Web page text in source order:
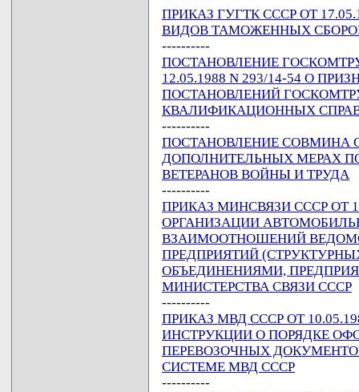
ПРИКАЗ ГУГТК СССР ОТ
ВИДОВ ТАМОЖЕННЫХ
----------
ПОСТАНОВЛЕНИЕ
12.05.1988 N 293/14-54 О
ПОСТАНОВЛЕНИЙ
КВАЛИФИКАЦИОННЫХ
----------
ПОСТАНОВЛЕНИЕ СОВМИНА
ДОПОЛНИТЕЛЬНЫХ МЕРАХ
ВЕТЕРАНОВ ВОЙНЫ И ТРУДА
----------
ПРИКАЗ МИНСВЯЗИ СССР ОТ
ОРГАНИЗАЦИИ
ВЗАИМООТНОШЕНИЙ
ПРЕДПРИЯТИЙ
ОБЪЕДИНЕНИЯМИ,
МИНИСТЕРСТВА СВЯЗИ СССР
----------
ПРИКАЗ МВД СССР ОТ
ИНСТРУКЦИИ О ПОРЯДКЕ
ПЕРЕВОЗОЧНЫХ
СИСТЕМЕ МВД СССР
----------